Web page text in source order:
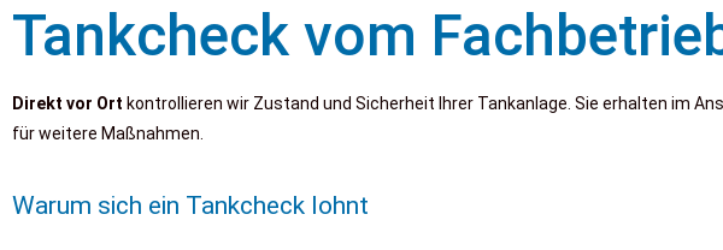
Tankcheck vom
Direkt vor Ort kontrollieren wir Zustand und Sicherheit Ihrer Tankanlage. Sie erhalten im
für weitere Maßnahmen.
Warum sich ein Tankcheck lohnt